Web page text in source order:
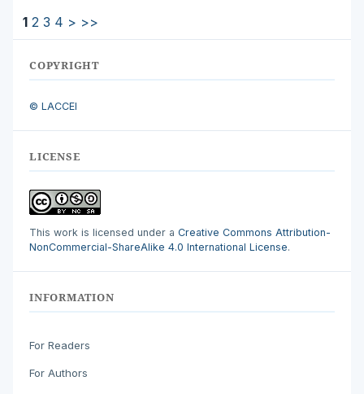
1 2 3 4 > >>
COPYRIGHT
© LACCEI
LICENSE
This work is licensed under a Creative Commons Attribution-
NonCommercial-ShareAlike 4.0 International License.
INFORMATION
For Readers
For Authors